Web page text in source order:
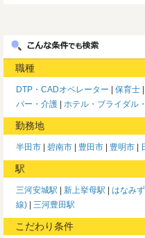
職種
DTP・CADオペレーター 保育士
パー・介護
ホテル・ブライダル
勤務地
半田市 碧南市 豊田市 豊明市
駅
三河安城駅 新上挙母駅 はなみ
線)
三河豊田駅
こだわり条件